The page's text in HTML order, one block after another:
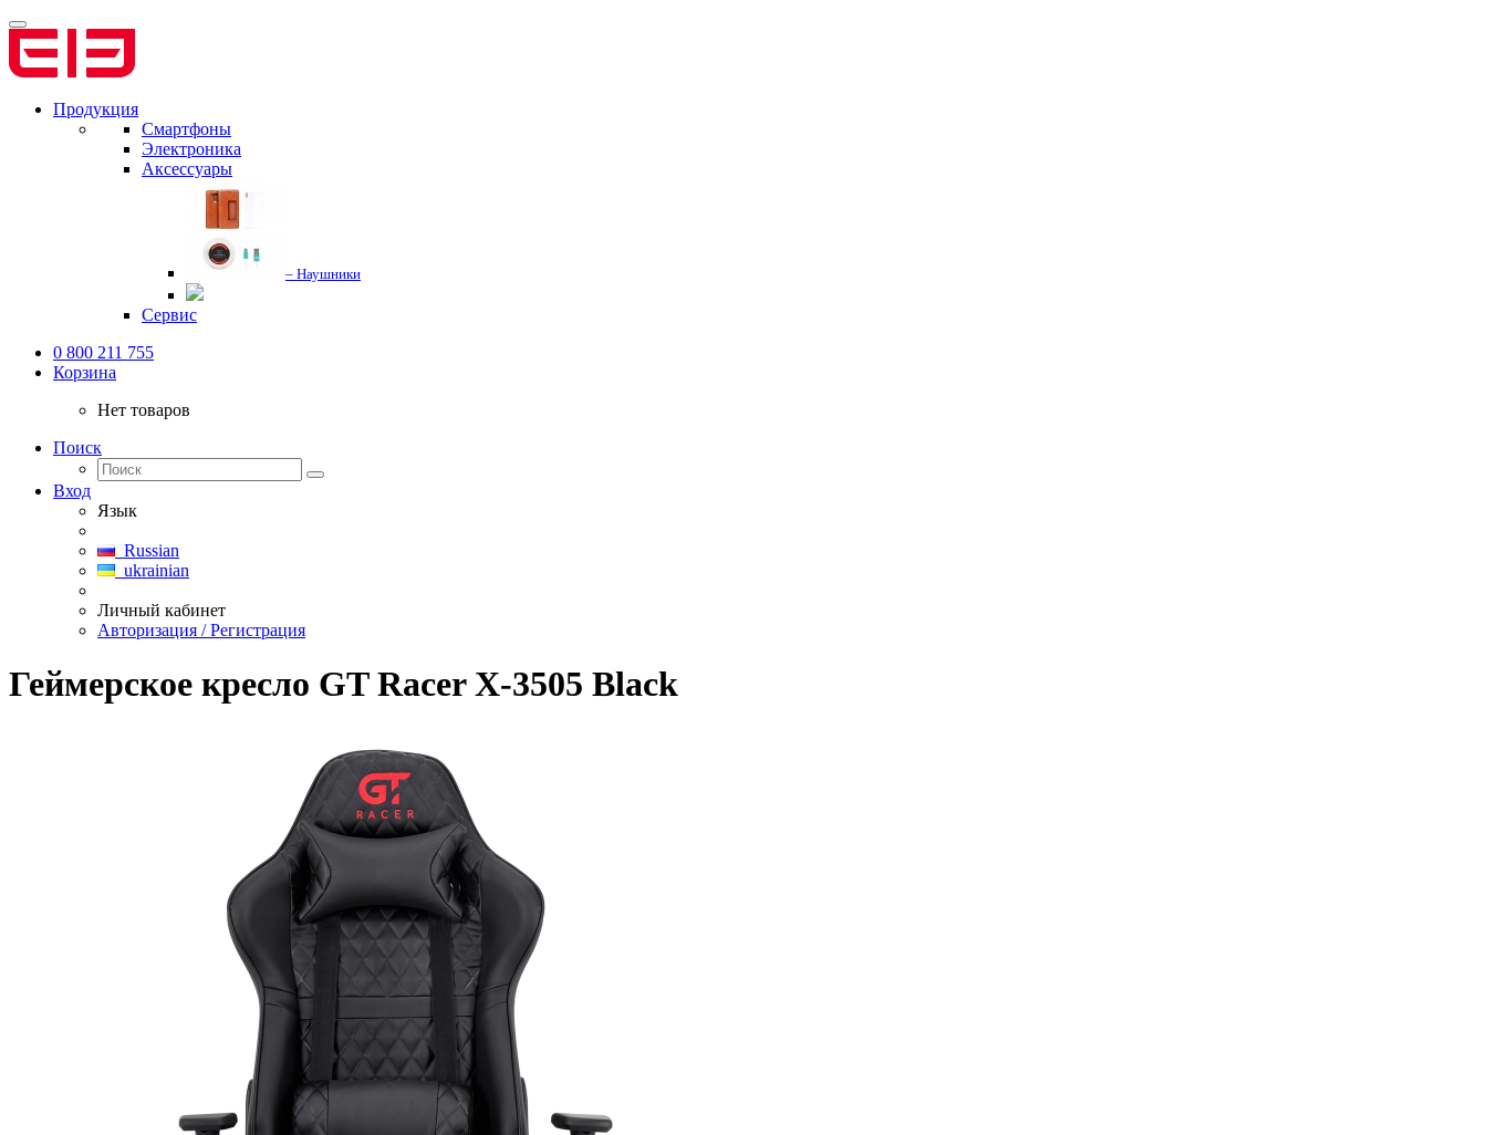
Продукция
Смартфоны
Электроника
Аксессуары
– Наушники
Сервис
0 800 211 755
Корзина
Нет товаров
Поиск
Вход
Язык
Russian
ukrainian
Личный кабинет
Авторизация / Регистрация
Геймерское кресло GT Racer X-3505 Black